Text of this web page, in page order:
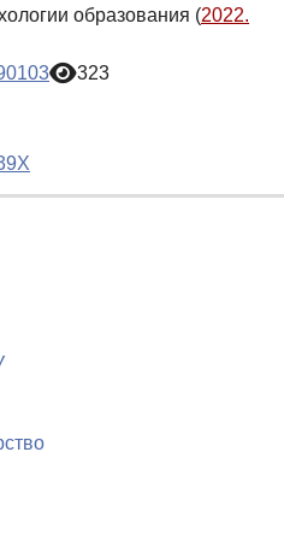
образования (2022.
323